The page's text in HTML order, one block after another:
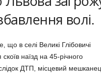
волі.
що в селі Великі Глібовичі
наїзд на 45-річного
ДТП, місцевий